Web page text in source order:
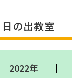
日の出教室
2022年